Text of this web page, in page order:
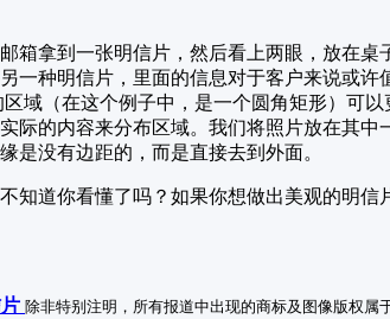
箱拿到一张明信片，然后看上两眼，放在
一种明信片，里面的信息对于客户来说或
域（在这个例子中，是一个圆角矩形）可
际的内容来分布区域。我们将照片放在其
是没有边距的，而是直接去到外面。
知道你看懂了吗？如果你想做出美观的明
除非特别注明，所有报道中出现的商标及图像版权